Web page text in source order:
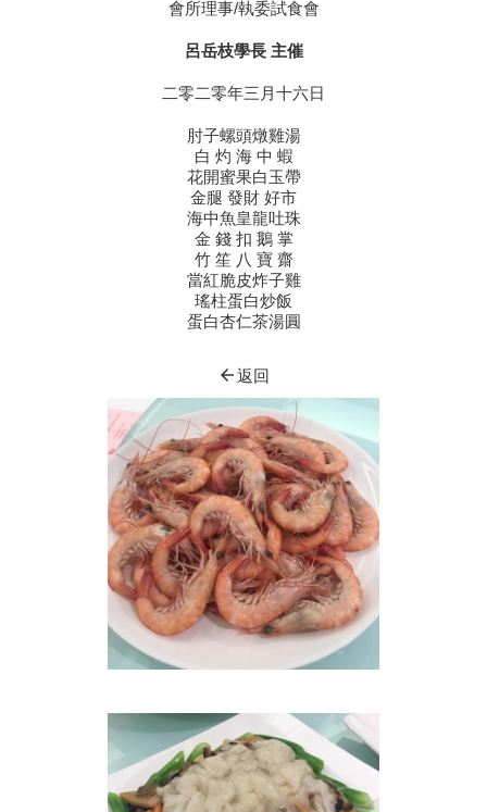
會所理事/執委試食會
呂岳枝學長 主催
二零二零年三月十六日
肘子螺頭燉雞湯
白 灼 海 中 蝦
花開蜜果白玉帶
金腿 發財 好市
海中魚皇龍吐珠
金 錢 扣 鵝 掌
竹 笙 八 寶 齋
當紅脆皮炸子雞
瑤柱蛋白炒飯
蛋白杏仁茶湯圓
arrow_back返回